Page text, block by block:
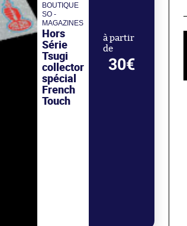
BOUTIQUE
SO -
MAGAZINES
Hors
Série
Tsugi
collector
spécial
French
Touch
à partir
de
30€